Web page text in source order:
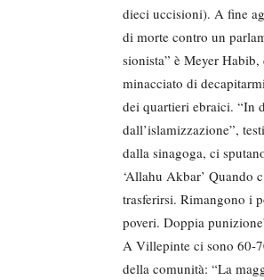
dieci uccisioni). A fine
di morte contro un
sionista” è Meyer
minacciato di
dei quartieri ebraici. “In
dall’islamizzazione”,
dalla sinagoga, ci
‘Allahu Akbar’ Quando
trasferirsi. Rimangono i
poveri. Doppia
A Villepinte ci sono 60-
della comunità: “La